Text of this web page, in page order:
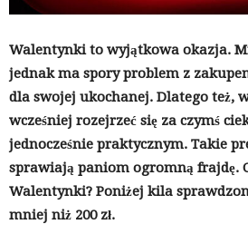
Walentynki to wyjątkowa okazja.
jednak ma spory problem z
dla swojej ukochanej. Dlatego też,
wcześniej rozejrzeć się za czymś
jednocześnie praktycznym. Takie
sprawiają paniom ogromną frajdę.
Walentynki? Poniżej kila
mniej niż 200 zł.